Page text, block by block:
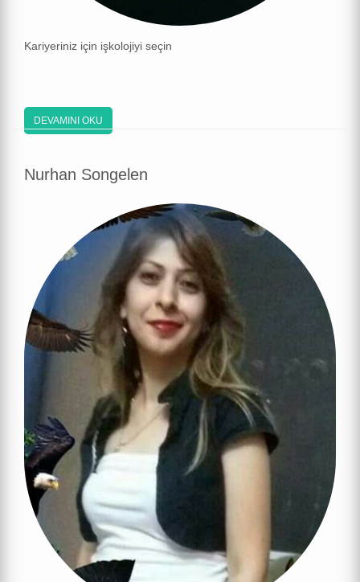
Kariyeriniz için işkolojiyi seçin
DEVAMINI OKU
Nurhan Songelen